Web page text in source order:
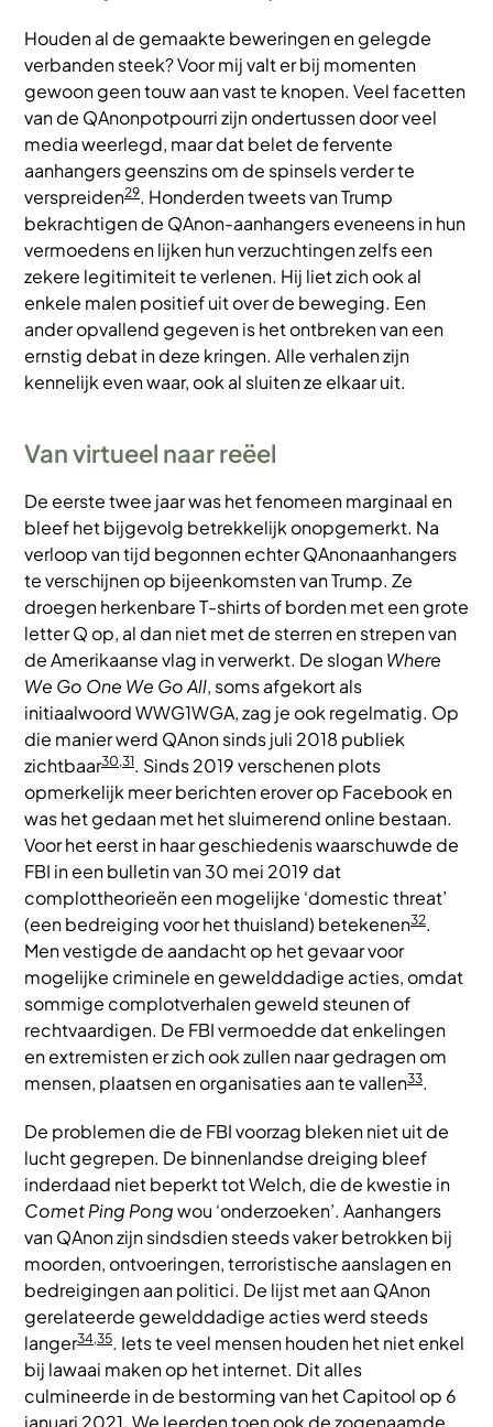
Houden al de gemaakte beweringen en gelegde
verbanden steek? Voor mij valt er bij momenten
gewoon geen touw aan vast te knopen. Veel facetten
van de QAnonpotpourri zijn ondertussen door veel
media weerlegd, maar dat belet de fervente
aanhangers geenszins om de spinsels verder te
verspreiden29. Honderden tweets van Trump
bekrachtigen de QAnon-aanhangers eveneens in hun
vermoedens en lijken hun verzuchtingen zelfs een
zekere legitimiteit te verlenen. Hij liet zich ook al
enkele malen positief uit over de beweging. Een
ander opvallend gegeven is het ontbreken van een
ernstig debat in deze kringen. Alle verhalen zijn
kennelijk even waar, ook al sluiten ze elkaar uit.
Van virtueel naar reëel
De eerste twee jaar was het fenomeen marginaal en
bleef het bijgevolg betrekkelijk onopgemerkt. Na
verloop van tijd begonnen echter QAnonaanhangers
te verschijnen op bijeenkomsten van Trump. Ze
droegen herkenbare T-shirts of borden met een grote
letter Q op, al dan niet met de sterren en strepen van
de Amerikaanse vlag in verwerkt. De sloganWhere
We Go One We Go All, soms afgekort als
initiaalwoord WWG1WGA, zag je ook regelmatig. Op
die manier werd QAnon sinds juli 2018 publiek
zichtbaar30,31. Sinds 2019 verschenen plots
opmerkelijk meer berichten erover op Facebook en
was het gedaan met het sluimerend online bestaan.
Voor het eerst in haar geschiedenis waarschuwde de
FBI in een bulletin van 30 mei 2019 dat
complottheorieën een mogelijke ‘domestic threat’
(een bedreiging voor het thuisland) betekenen32.
Men vestigde de aandacht op het gevaar voor
mogelijke criminele en gewelddadige acties, omdat
sommige complotverhalen geweld steunen of
rechtvaardigen. De FBI vermoedde dat enkelingen
en extremisten er zich ook zullen naar gedragen om
mensen, plaatsen en organisaties aan te vallen33.
De problemen die de FBI voorzag bleken niet uit de
lucht gegrepen. De binnenlandse dreiging bleef
inderdaad niet beperkt tot Welch, die de kwestie in
Comet Ping Pongwou ‘onderzoeken’. Aanhangers
van QAnon zijn sindsdien steeds vaker betrokken bij
moorden, ontvoeringen, terroristische aanslagen en
bedreigingen aan politici. De lijst met aan QAnon
gerelateerde gewelddadige acties werd steeds
langer34,35. Iets te veel mensen houden het niet enkel
bij lawaai maken op het internet. Dit alles
culmineerde in de bestorming van het Capitool op 6
januari 2021. We leerden toen ook de zogenaamde